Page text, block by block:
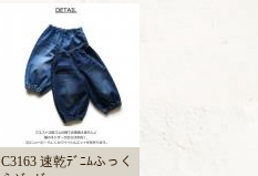
C3163 速乾ﾃﾞﾆﾑふっく